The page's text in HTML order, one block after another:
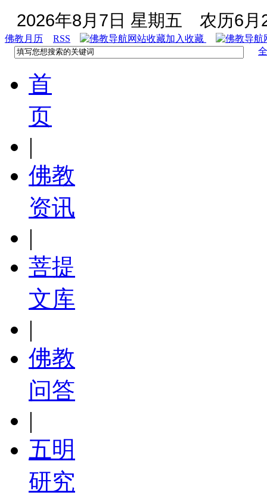
2026年8月7日 星期五 农历6月
佛教月历 RSS
加入收藏
首
页
|
佛教
资讯
|
菩提
文库
|
佛教
问答
|
五明
研究